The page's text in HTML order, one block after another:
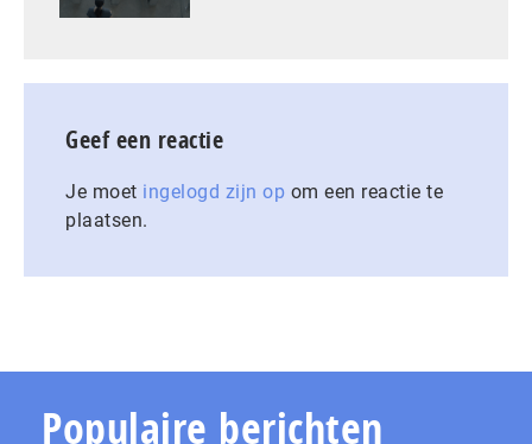
Geef een reactie
Je moet ingelogd zijn op om een reactie te
plaatsen.
Populaire berichten